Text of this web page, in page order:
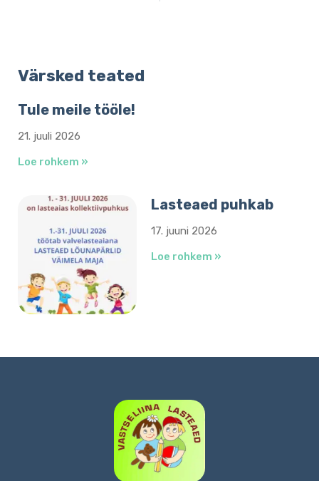
Värsked teated
Tule meile tööle!
21. juuli 2026
Loe rohkem »
Lasteaed puhkab
17. juuni 2026
Loe rohkem »